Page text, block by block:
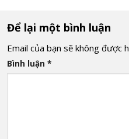
Để lại một bình luận
Email của bạn sẽ không được
Bình luận *